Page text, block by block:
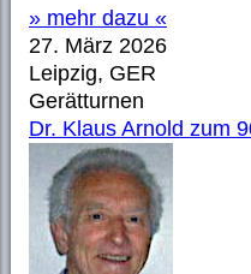
» mehr dazu «
27. März 2026
Leipzig, GER
Gerätturnen
Dr. Klaus Arnold zum